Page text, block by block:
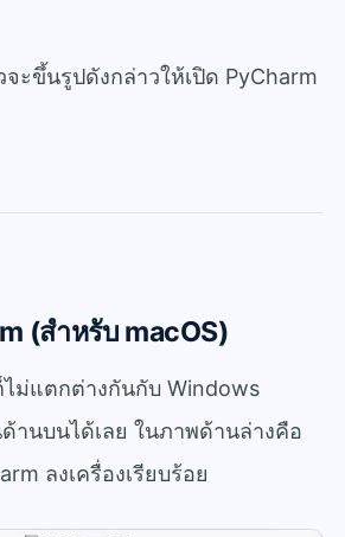
จะขึ้นรูปดังกล่าวให้เปิด PyCharm
(สำหรับ macOS)
ม่แตกต่างกันกับ Windows
านบนได้เลย ในภาพด้านล่างคือ
ลงเครื่องเรียบร้อย